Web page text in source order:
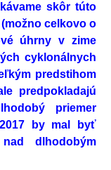
skôr túto
celkovo o
úhrny v zime
cyklonálnych
predstihom
predpokladajú
priemer
2017 by mal byť
dlhodobým